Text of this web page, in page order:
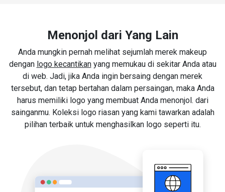
Menonjol dari Yang Lain
Anda mungkin pernah melihat sejumlah merek makeup
dengan logo kecantikanyang memukau di sekitar Anda atau
di web. Jadi, jika Anda ingin bersaing dengan merek
tersebut, dan tetap bertahan dalam persaingan, maka Anda
harus memiliki logo yang membuat Anda menonjol. dari
sainganmu. Koleksi logo riasan yang kami tawarkan adalah
pilihan terbaik untuk menghasilkan logo seperti itu.